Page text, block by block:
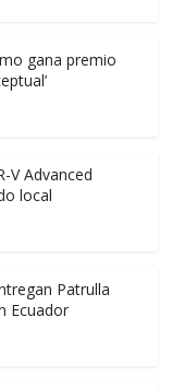
gana premio
V Advanced
local
Patrulla
Ecuador